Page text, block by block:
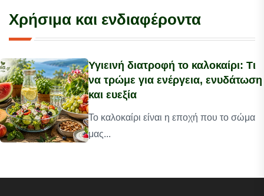
Χρήσιμα και ενδιαφέροντα
Υγιεινή διατροφή το καλοκαίρι: Τι
να τρώμε για ενέργεια, ενυδάτωση
και ευεξία
Το καλοκαίρι είναι η εποχή που το σώμα
μας...